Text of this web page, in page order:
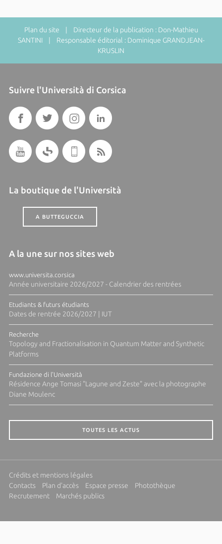
Plan du site | Directeur de la publication : Don-Mathieu
SANTINI | Responsable éditorial : Dominique GRANDJEAN-
KRUSLIN
Suivre l'Università di Corsica
La boutique de l'Università
A BUTTEGUCCIA
A la une sur nos sites web
www.universita.corsica
Année universitaire 2026/2027 - Calendrier des rentrées
Etudiants & futurs étudiants
Dates de rentrée 2026/2027 | IUT
Recherche
Topology and Fractionalisation in Quantum Matter and Synthetic
Platforms
Fundazione di l'Università
Résidence Ange Tomasi "Lagune and Zeste" avec la photographe
Diane Moulenc
TOUTES LES ACTUS
Crédits et mentions légales
Contacts
Plan d'accès Espace presse
Photothèque
Recrutement
Marchés publics